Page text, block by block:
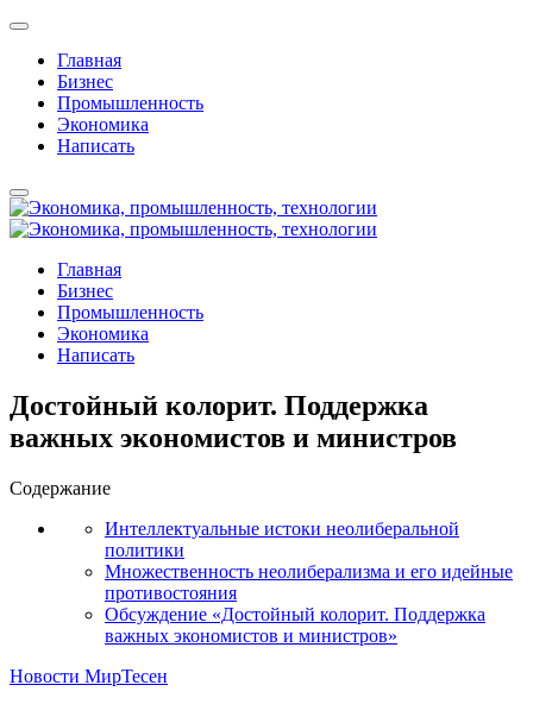
Главная
Бизнес
Промышленность
Экономика
Написать
Главная
Бизнес
Промышленность
Экономика
Написать
Достойный колорит. Поддержка
важных экономистов и министров
Содержание
Интеллектуальные истоки неолиберальной
политики
Множественность неолиберализма и его идейные
противостояния
Обсуждение «Достойный колорит. Поддержка
важных экономистов и министров»
Новости МирТесен